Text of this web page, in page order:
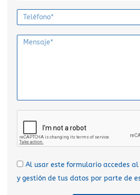
Al usar este formulario accedes
y gestión de tus datos por parte de